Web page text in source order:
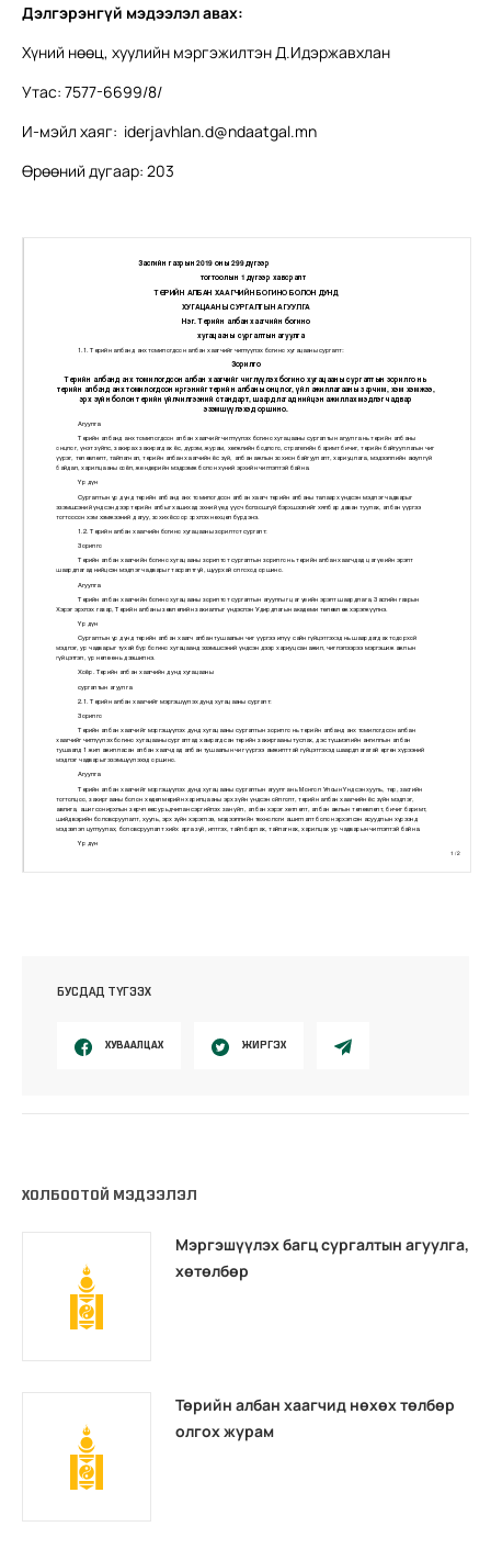
Дэлгэрэнгүй мэдээлэл авах:
Хүний нөөц, хуулийн мэргэжилтэн Д.Идэржавхлан
Утас: 7577-6699/8/
И-мэйл хаяг: iderjavhlan.d@ndaatgal.mn
Өрөөний дугаар: 203
БУСДАД ТҮГЭЭХ
ХУВААЛЦАХ ЖИРГЭХ
ХОЛБООТОЙ МЭДЭЭЛЭЛ
Мэргэшүүлэх багц сургалтын агуулга,
хөтөлбөр
Төрийн албан хаагчид нөхөх төлбөр
олгох журам